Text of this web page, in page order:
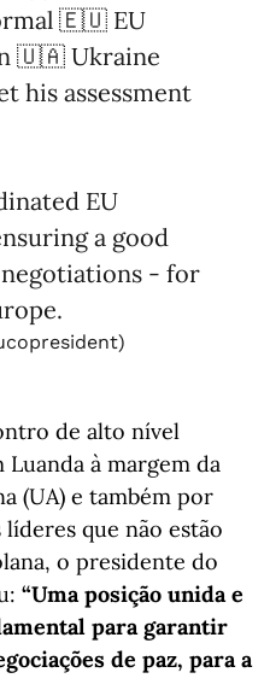
🇪🇺 EU
🇺🇦 Ukraine
his assessment
EU
a good
- for
de alto nível
à margem da
(UA) e também por
que não estão
o presidente do
“Uma posição unida e
para garantir
de paz, para a